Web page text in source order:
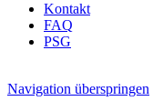
Kontakt
FAQ
PSG
Navigation überspringen